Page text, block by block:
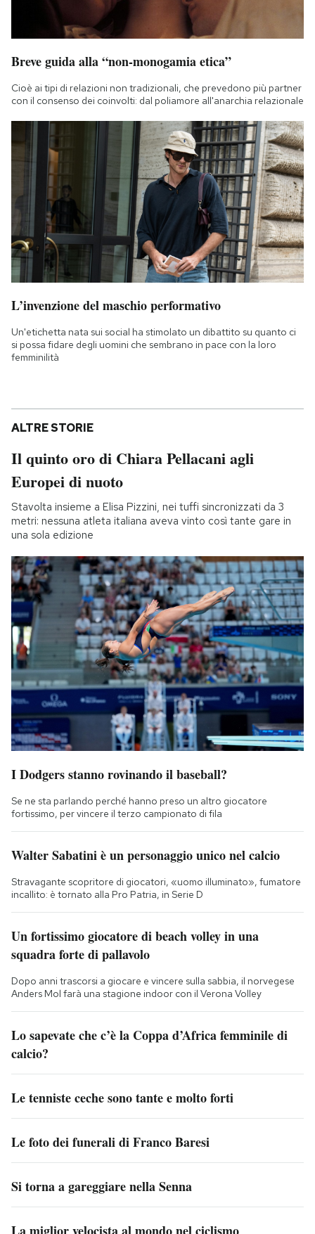
Breve guida alla “non-monogamia etica”
Cioè ai tipi di relazioni non tradizionali, che prevedono più partner
con il consenso dei coinvolti: dal poliamore all'anarchia relazionale
L’invenzione del maschio performativo
Un'etichetta nata sui social ha stimolato un dibattito su quanto ci
si possa fidare degli uomini che sembrano in pace con la loro
femminilità
ALTRE STORIE
Il quinto oro di Chiara Pellacani agli
Europei di nuoto
Stavolta insieme a Elisa Pizzini, nei tuffi sincronizzati da 3
metri: nessuna atleta italiana aveva vinto così tante gare in
una sola edizione
I Dodgers stanno rovinando il baseball?
Se ne sta parlando perché hanno preso un altro giocatore
fortissimo, per vincere il terzo campionato di fila
Walter Sabatini è un personaggio unico nel calcio
Stravagante scopritore di giocatori, «uomo illuminato», fumatore
incallito: è tornato alla Pro Patria, in Serie D
Un fortissimo giocatore di beach volley in una
squadra forte di pallavolo
Dopo anni trascorsi a giocare e vincere sulla sabbia, il norvegese
Anders Mol farà una stagione indoor con il Verona Volley
Lo sapevate che c’è la Coppa d’Africa femminile di
calcio?
Le tenniste ceche sono tante e molto forti
Le foto dei funerali di Franco Baresi
Si torna a gareggiare nella Senna